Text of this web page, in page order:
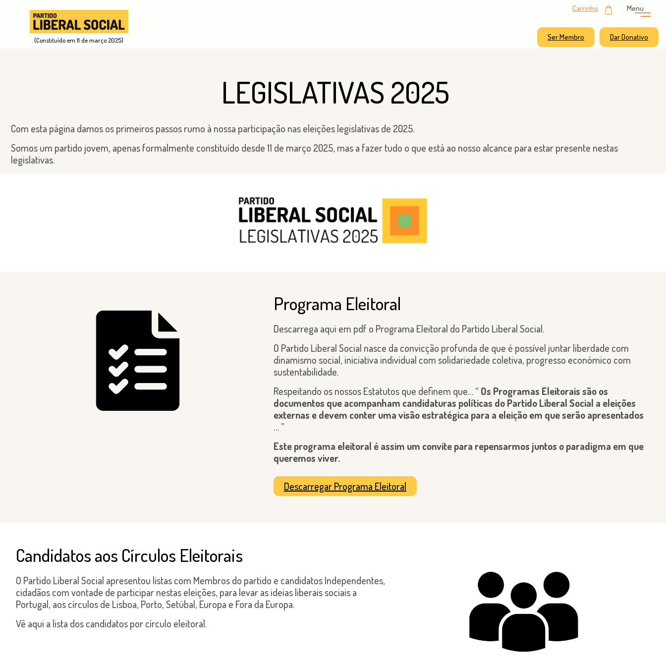
(Constituído em 11 de março 2025)
Carrinho Menu
Ser Membro Dar Donativo
LEGISLATIVAS 2025
Com esta página damos os primeiros passos rumo à nossa participação nas eleições legislativas de 2025.
Somos um partido jovem, apenas formalmente constituído desde 11 de março 2025, mas a fazer tudo o que está ao nosso alcance para estar presente nestas
legislativas.
Programa Eleitoral
Descarrega aqui em pdf o Programa Eleitoral do Partido Liberal Social.
O Partido Liberal Social nasce da convicção profunda de que é possível juntar liberdade com
dinamismo social, iniciativa individual com solidariedade coletiva, progresso económico com
sustentabilidade.
Respeitando os nossos Estatutos que definem que… “ Os Programas Eleitorais são os
documentos que acompanham candidaturas políticas do Partido Liberal Social a eleições
externas e devem conter uma visão estratégica para a eleição em que serão apresentados
… ”
Este programa eleitoral é assim um convite para repensarmos juntos o paradigma em que
queremos viver.
Descarregar Programa Eleitoral
Candidatos aos Círculos Eleitorais
O Partido Liberal Social apresentou listas com Membros do partido e candidatos Independentes,
cidadãos com vontade de participar nestas eleições, para levar as ideias liberais sociais a
Portugal, aos círculos de Lisboa, Porto, Setúbal, Europa e Fora da Europa.
Vê aqui a lista dos candidatos por círculo eleitoral.